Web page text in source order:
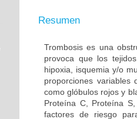
Resumen
Trombosis es una
provoca que los
hipoxia, isquemia y/o
proporciones variables
como glóbulos rojos y
Proteína C, Proteína
factores de riesgo